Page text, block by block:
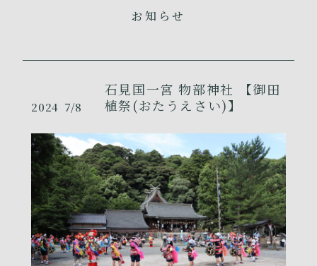
お知らせ
2024 7/8
石見国一宮 物部神社 【御田
植祭(おたうえさい)】